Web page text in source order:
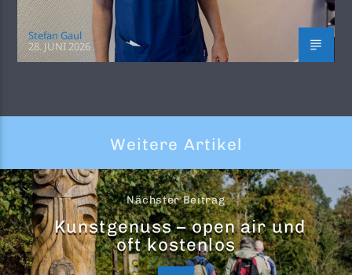
Stefan Gaul
28. JUNI 2026
Weitere Artikel
Nächster Beitrag
Kunstgenuss – open air und
oft kostenlos